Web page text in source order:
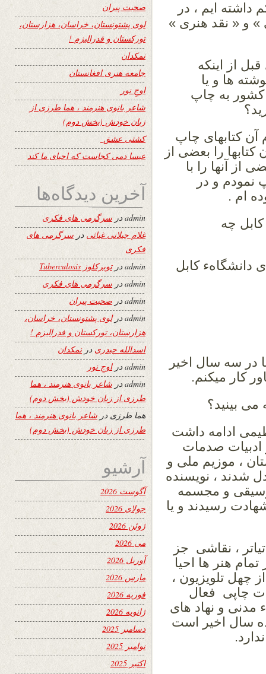
داشته ایم ، در
» و « نقد هنری »
از اینکه
ها و یا
کشور به چاپ
آن کتابهای چاپ
را بعضی از
از آنها را با
نمودم و در
ام .
کابل چه
دانشگاهء کابل
در سه سال اخیر
کار میکنم.
بینید؟
ادامه داشت
ادبیات صدمات
، موزیم ملی و
شدند ، نویسنده
و مجسمه
رسیدند و یا
، نقاشی جز
هنر ها احیا
چهل تلویزیون ،
چاپی
فعال
مدنی و نهاد های
سال اخیر است
صحبت پیران
لوی پشتونستان، خراسان، هزارستان،
تورکستان و فدرالیزم !
نمکدان
جامعه هنری افغانستان
اوجِ نور
شاعر بانوی هنرمند ، هما طرزی از
زبان خودش (بخش دوم)
کشتی عشق
عیسا دمی کجاست که احیای ما کند
آخرین دیدگاه‌ها
adminدر سرگرمی های فکری
غلام جیلانی غیاثی در سرگرمی های
فکری
adminدرتوبرکلوز Tuberculosis
adminدر سرگرمی های فکری
adminدر صحبت پیران
adminدرلوی پشتونستان، خراسان،
هزارستان، تورکستان و فدرالیزم !
اسدالله حیدری درنمکدان
adminدراوجِ نور
adminدر شاعر بانوی هنرمند ، هما
طرزی از زبان خودش (بخش دوم)
هما طرزی در شاعر بانوی هنرمند ، هما
طرزی از زبان خودش (بخش دوم)
آرشیو
آگوست 2026
جولای 2026
ژوئن 2026
می 2026
آوریل 2026
مارس 2026
فوریه 2026
ژانویه 2026
دسامبر 2025
نوامبر 2025
اکتبر 2025